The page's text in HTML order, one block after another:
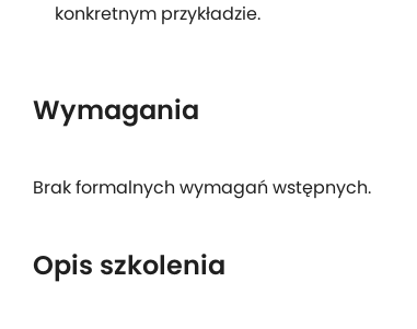
konkretnym przykładzie.
Wymagania
Brak formalnych wymagań wstępnych.
Opis szkolenia